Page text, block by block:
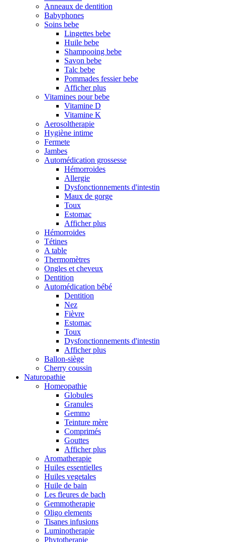
Anneaux de dentition
Babyphones
Soins bebe
Lingettes bebe
Huile bebe
Shampooing bebe
Savon bebe
Talc bebe
Pommades fessier bebe
Afficher plus
Vitamines pour bebe
Vitamine D
Vitamine K
Aerosoltherapie
Hygiène intime
Fermete
Jambes
Automédication grossesse
Hémorroides
Allergie
Dysfonctionnements d'intestin
Maux de gorge
Toux
Estomac
Afficher plus
Hémorroides
Tétines
A table
Thermomètres
Ongles et cheveux
Dentition
Automédication bébé
Dentition
Nez
Fièvre
Estomac
Toux
Dysfonctionnements d'intestin
Afficher plus
Ballon-siège
Cherry coussin
Naturopathie
Homeopathie
Globules
Granules
Gemmo
Teinture mère
Comprimés
Gouttes
Afficher plus
Aromatherapie
Huiles essentielles
Huiles vegetales
Huile de bain
Les fleures de bach
Gemmotherapie
Oligo elements
Tisanes infusions
Luminotherapie
Phytotherapie